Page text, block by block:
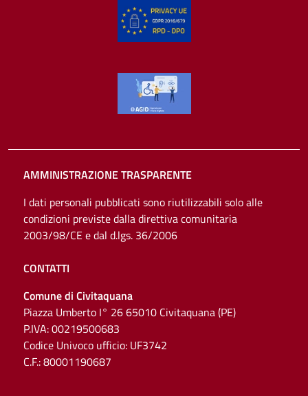
AMMINISTRAZIONE TRASPARENTE
I dati personali pubblicati sono riutilizzabili solo alle
condizioni previste dalla direttiva comunitaria
2003/98/CE e dal d.lgs. 36/2006
CONTATTI
Comune di Civitaquana
Piazza Umberto I° 26 65010 Civitaquana (PE)
P.IVA:00219500683
Codice Univoco ufficio: UF3742
C.F.:80001190687